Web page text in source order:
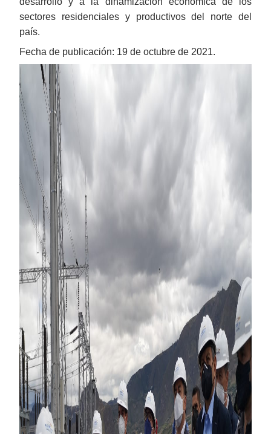
sectores residenciales y productivos del norte del
país.
Fecha de publicación: 19 de octubre de 2021.